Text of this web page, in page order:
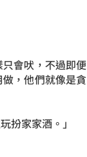
會吠，不過即便
，他們就像是貪
扮家家酒。」